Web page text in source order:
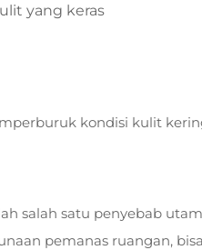
yang keras
kondisi kulit
salah satu penyebab
pemanas ruangan,